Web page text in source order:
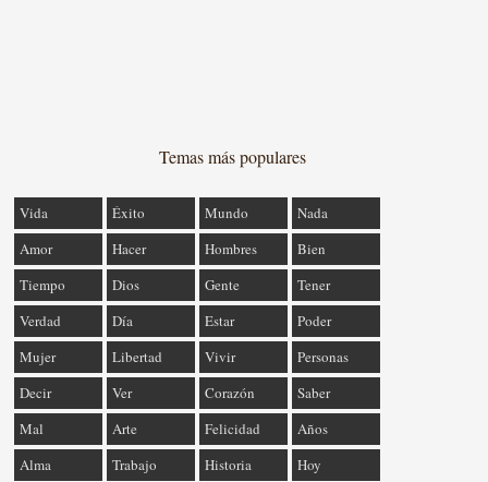
Temas más populares
Vida Éxito Mundo
Nada
Amor
Hacer Hombres
Bien
Tiempo
Dios Gente
Tener
Verdad
Día Estar
Poder
Mujer
Libertad Vivir
Personas
Decir
Ver Corazón
Saber
Mal
Arte Felicidad
Años
Alma
Trabajo Historia Hoy